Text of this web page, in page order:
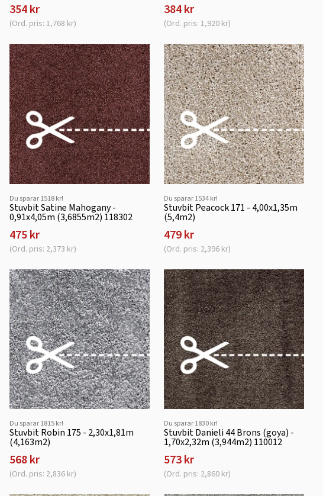
354 kr
(Ord. pris: 1,768 kr)
384 kr
(Ord. pris: 1,920 kr)
Du sparar 1518 kr!
Stuvbit Satine Mahogany -
0,91x4,05m (3,6855m2) 118302
475 kr
(Ord. pris: 2,373 kr)
Du sparar 1534 kr!
Stuvbit Peacock 171 - 4,00x1,35m
(5,4m2)
479 kr
(Ord. pris: 2,396 kr)
Du sparar 1815 kr!
Stuvbit Robin 175 - 2,30x1,81m
(4,163m2)
568 kr
(Ord. pris: 2,836 kr)
Du sparar 1830 kr!
Stuvbit Danieli 44 Brons (goya) -
1,70x2,32m (3,944m2) 110012
573 kr
(Ord. pris: 2,860 kr)